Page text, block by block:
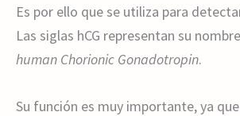
Es por ello que se utiliza para
Las siglas hCG representan su
human Chorionic Gonadotropin.
Su función es muy importante, ya